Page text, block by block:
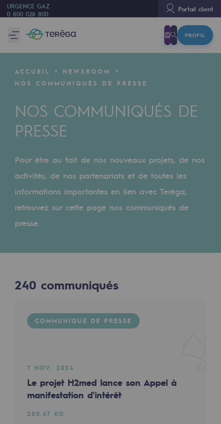
URGENCE GAZ
0 800 028 800
Portail client
PROFIL
Nous sommes
80 ans d'histoire
Teréga
Accélérateur de la transition énergétique
Un réseau local et européen
Une organisation adaptative et ouverte
Une organisation adaptative et
Digitalisation
Une organisation certifiée
Notre organisation
Indicateurs
Publications institutionnelles
ACCUEIL
NEWSROOM
NOS COMMUNIQUÉS DE PRESSE
NOS COMMUNIQUÉS DE
PRESSE
Pour être au fait de nos nouveaux projets, de nos
activités, de nos partenariats et de toutes les
informations importantes en lien avec Teréga,
retrouvez sur cette page nos communiqués de
presse.
240 COMMUNIQUÉS
27 AVR. 2023
Lancement de la deuxième édition du CIC
240 communiqués
COMMUNIQUÉ DE PRESSE
7 NOV. 2024
Le projet H2med lance son Appel à
manifestation d'intérêt
250.67 KO